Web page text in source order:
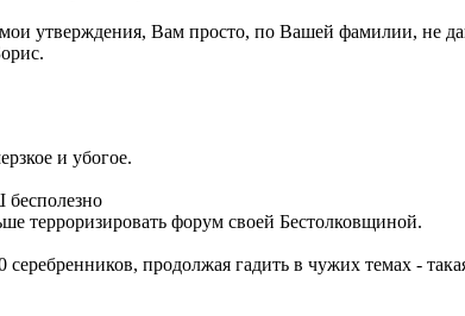
утверждения, Вам просто, по Вашей фамилии, не
и убогое.
терроризировать форум своей Бестолковщиной.
продолжая гадить в чужих темах -